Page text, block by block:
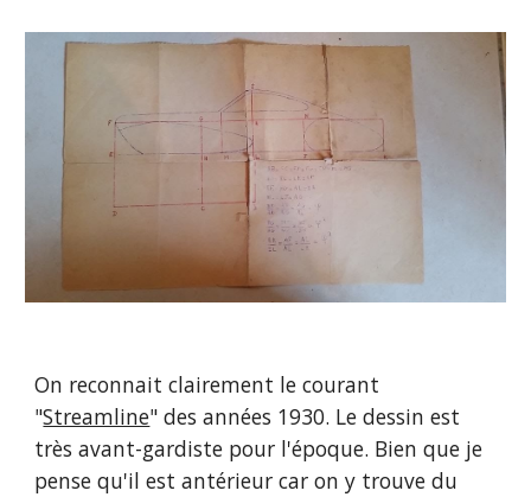
On reconnait clairement le courant
"Streamline" des années 1930. Le dessin est
très avant-gardiste pour l'époque. Bien que je
pense qu'il est antérieur car on y trouve du